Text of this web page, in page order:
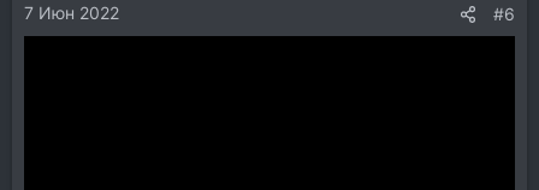
7 Июн 2022 #6